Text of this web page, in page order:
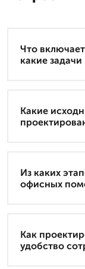
Что
какие
Какие
Из каких
офисных
Как
удобство